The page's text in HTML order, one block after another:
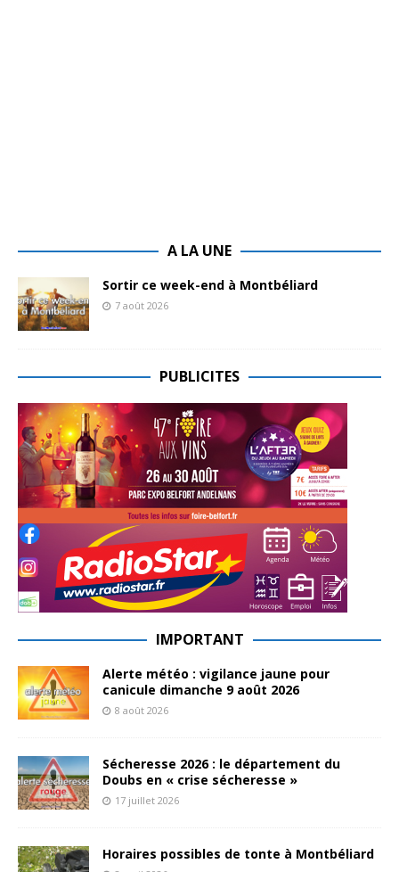
A LA UNE
Sortir ce week-end à Montbéliard
7 août 2026
PUBLICITES
IMPORTANT
Alerte météo : vigilance jaune pour
canicule dimanche 9 août 2026
8 août 2026
Sécheresse 2026 : le département du
Doubs en « crise sécheresse »
17 juillet 2026
Horaires possibles de tonte à Montbéliard